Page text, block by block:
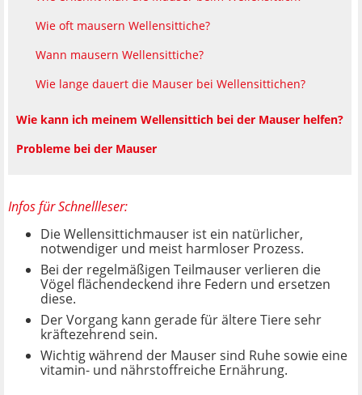
Wie oft mausern Wellensittiche?
Wann mausern Wellensittiche?
Wie lange dauert die Mauser bei Wellensittichen?
Wie kann ich meinem Wellensittich bei der Mauser helfen?
Probleme bei der Mauser
Infos für Schnellleser:
Die Wellensittichmauser ist ein natürlicher,
notwendiger und meist harmloser Prozess.
Bei der regelmäßigen Teilmauser verlieren die
Vögel flächendeckend ihre Federn und ersetzen
diese.
Der Vorgang kann gerade für ältere Tiere sehr
kräftezehrend sein.
Wichtig während der Mauser sind Ruhe sowie eine
vitamin- und nährstoffreiche Ernährung.